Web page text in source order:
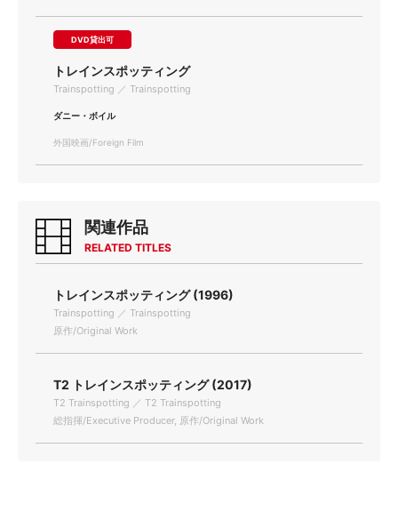
DVD貸出可
トレインスポッティング
Trainspotting ／ Trainspotting
ダニー・ボイル
外国映画/Foreign Film
関連作品
RELATED TITLES
トレインスポッティング (1996)
Trainspotting ／ Trainspotting
原作/Original Work
T2 トレインスポッティング (2017)
T2 Trainspotting ／ T2 Trainspotting
総指揮/Executive Producer, 原作/Original Work